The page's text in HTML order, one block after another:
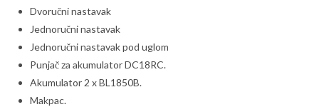
Dvoručni nastavak
Jednoručni nastavak
Jednoručni nastavak pod uglom
Punjač za akumulator DC18RC.
Akumulator 2 x BL1850B.
Makpac.